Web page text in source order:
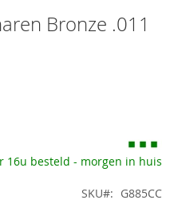
Bronze .011
16u besteld - morgen in huis
SKU G885CC